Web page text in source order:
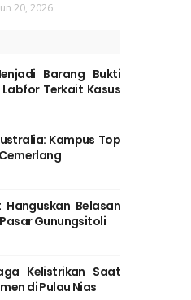
20, 2026
Barang Bukti
Terkait Kasus
Kampus Top
Belasan
Gunungsitoli
Kelistrikan Saat
di Pulau Nias